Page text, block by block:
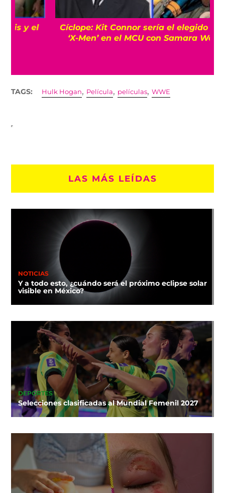
Cíclope: Kit Connor sería el elegido para los
‘X-Men’ en el MCU con Samara Weaving
TAGS: Hulk Hogan, Película, películas,WWE
LAS MÁS LEÍDAS
NOTICIAS
Y a todo esto, ¿cuándo será el próximo eclipse solar
visible en México?
DEPORTES
Selecciones clasificadas al Mundial Femenil 2027